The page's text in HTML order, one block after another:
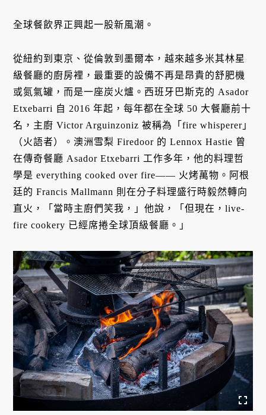
全球餐飲界正興起一股新風潮。
從紐約到東京、從倫敦到墨爾本，越來越多米其林星
級餐廳的廚房裡，最重要的設備不再是昂貴的舒肥機
或氮氣罐，而是一座炭火爐。西班牙巴斯克的 Asador
Etxebarri 自 2016 年起，每年都在全球 50 大餐廳前十
名，主廚 Victor Arguinzoniz 被稱為「fire whisperer」
（火語者）。澳洲雪梨 Firedoor 的 Lennox Hastie 曾
在傳奇餐廳 Asador Etxebarri 工作多年，他的料理哲
學是 everything cooked over fire—— 火烤萬物。阿根
廷的 Francis Mallmann 則在分子料理盛行時毅然轉向
直火，「當時主廚們笑我，」他說，「但現在，live-
fire cookery 已經席捲全球頂級餐廳。」